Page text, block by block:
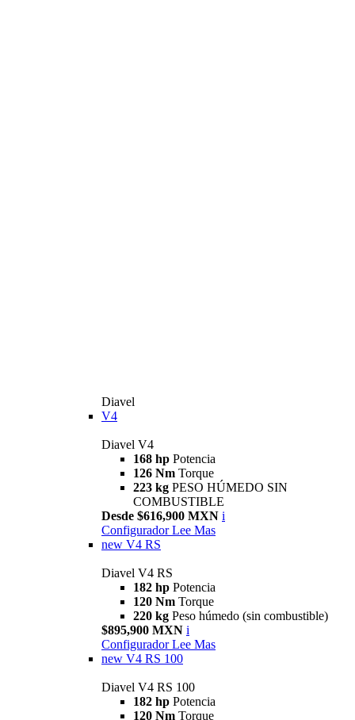
Diavel
V4
Diavel V4
168 hp Potencia
126 Nm Torque
223 kg PESO HÚMEDO SIN
COMBUSTIBLE
Desde $616,900 MXN i
Configurador Lee Mas
new V4 RS
Diavel V4 RS
182 hp Potencia
120 Nm Torque
220 kg Peso húmedo (sin combustible)
$895,900 MXN i
Configurador Lee Mas
new V4 RS 100
Diavel V4 RS 100
182 hp Potencia
120 Nm Torque